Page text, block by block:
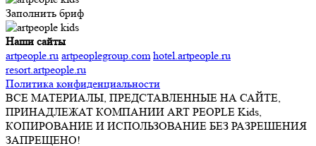
Заполнить бриф
Наши сайты
artpeople.ru artpeoplegroup.com hotel.artpeople.ru
resort.artpeople.ru
Политика конфиденциальности
ВСЕ МАТЕРИАЛЫ, ПРЕДСТАВЛЕННЫЕ НА САЙТЕ,
ПРИНАДЛЕЖАТ КОМПАНИИ ART PEOPLE Kids,
КОПИРОВАНИЕ И ИСПОЛЬЗОВАНИЕ БЕЗ РАЗРЕШЕНИЯ
ЗАПРЕЩЕНО!